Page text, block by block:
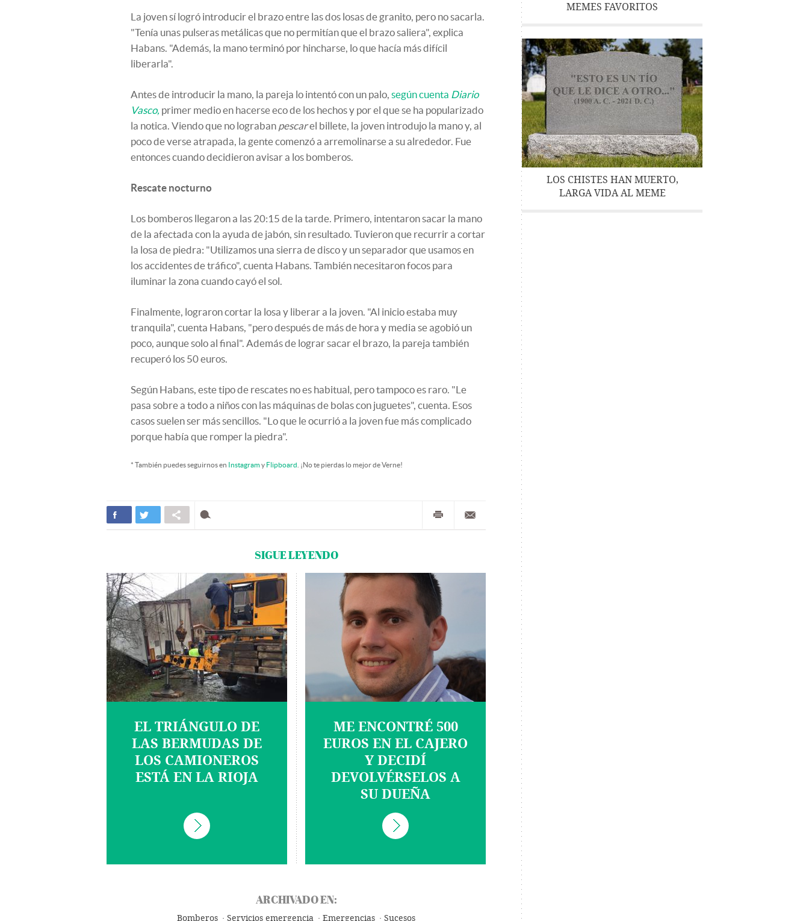
La joven sí logró introducir el brazo entre las dos losas de granito, pero no sacarla.
"Tenía unas pulseras metálicas que no permitían que el brazo saliera", explica
Habans. "Además, la mano terminó por hincharse, lo que hacía más difícil
liberarla".
Antes de introducir la mano, la pareja lo intentó con un palo, según cuenta Diario
Vasco, primer medio en hacerse eco de los hechos y por el que se ha popularizado
la notica. Viendo que no lograban pescarel billete, la joven introdujo la mano y, al
poco de verse atrapada, la gente comenzó a arremolinarse a su alrededor. Fue
entonces cuando decidieron avisar a los bomberos.
Rescate nocturno
Los bomberos llegaron a las 20:15 de la tarde. Primero, intentaron sacar la mano
de la afectada con la ayuda de jabón, sin resultado. Tuvieron que recurrir a cortar
la losa de piedra: "Utilizamos una sierra de disco y un separador que usamos en
los accidentes de tráfico", cuenta Habans. También necesitaron focos para
iluminar la zona cuando cayó el sol.
Finalmente, lograron cortar la losa y liberar a la joven. "Al inicio estaba muy
tranquila", cuenta Habans, "pero después de más de hora y media se agobió un
poco, aunque solo al final". Además de lograr sacar el brazo, la pareja también
recuperó los 50 euros.
Según Habans, este tipo de rescates no es habitual, pero tampoco es raro. "Le
pasa sobre a todo a niños con las máquinas de bolas con juguetes", cuenta. Esos
casos suelen ser más sencillos. "Lo que le ocurrió a la joven fue más complicado
porque había que romper la piedra".
* También puedes seguirnos en Instagramy Flipboard . ¡No te pierdas lo mejor de Verne!
SIGUE LEYENDO
EL TRIÁNGULO DE
LAS BERMUDAS DE
LOS CAMIONEROS
ESTÁ EN LA RIOJA
ME ENCONTRÉ 500
EUROS EN EL CAJERO
Y DECIDÍ
DEVOLVÉRSELOS A
SU DUEÑA
ARCHIVADO EN:
Bomberos Servicios emergencia Emergencias Sucesos
MEMES FAVORITOS
LOS CHISTES HAN MUERTO,
LARGA VIDA AL MEME